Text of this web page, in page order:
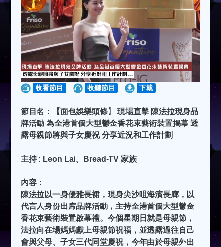
收看節目 收聽節目 下載
節目名：【面包娛樂頭條】 現場直擊 陳法拉現身品
牌活動 為全港首個大型鬱金香花束藝術裝置揭幕 透
露母親節將與子女慶祝 分享近況和工作計劃
主持 : Leon Lai、Bread-TV 家族
內容：
陳法拉以一身優雅長裙，現身尖沙咀海濱長廊，以
代言人身份出席品牌活動，主持全港首個大型鬱金
香花束藝術裝置啟幕禮。今個星期日就是母親節，
法拉向在場媽媽獻上母親節祝福，並透露過往自己
會與父母、子女三代同堂慶祝，今年由於母親外出